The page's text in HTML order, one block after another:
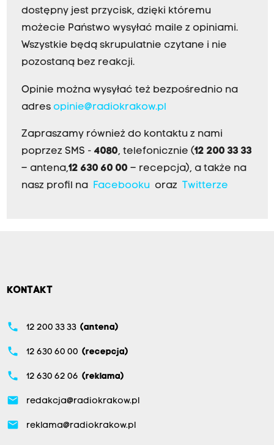
dostępny jest przycisk, dzięki któremu
możecie Państwo wysyłać maile z opiniami.
Wszystkie będą skrupulatnie czytane i nie
pozostaną bez reakcji.
Opinie można wysyłać też bezpośrednio na
adres opinie@radiokrakow.pl
Zapraszamy również do kontaktu z nami
poprzez SMS - 4080, telefonicznie (12 200 33 33
– antena,12 630 60 00 – recepcja), a także na
nasz profil na
Facebookuoraz Twitterze
KONTAKT
phone 12 200 33 33 (antena)
phone 12 630 60 00 (recepcja)
phone 12 630 62 06 (reklama)
email redakcja@radiokrakow.pl
email reklama@radiokrakow.pl